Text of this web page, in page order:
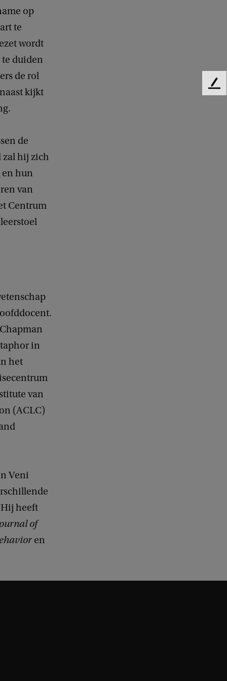
op
te
wordt
duiden
de rol
kijkt
de
zal hij zich
hun
van
Centrum
in
het
van
(ACLC)
Veni
Hij heeft
of
en
F